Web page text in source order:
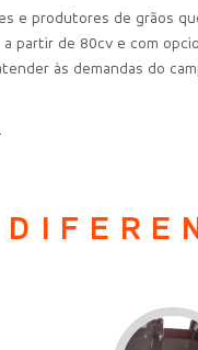
e produtores de grãos
partir de 80cv e com
às demandas do